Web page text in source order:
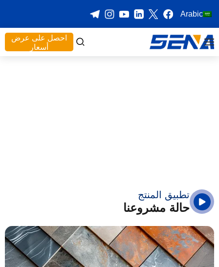
Arabic
احصل على عرض
أسعار
تطبيق المنتج
حالة مشروعنا